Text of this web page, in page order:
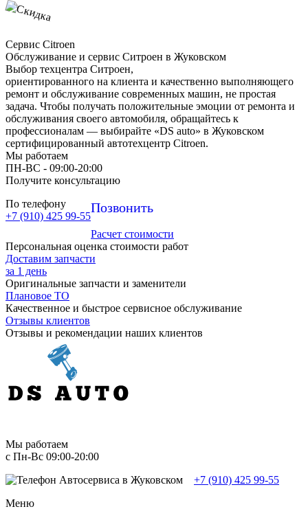
Сервис Citroen
Обслуживание и сервис Ситроен в Жуковском
Выбор техцентра Ситроен,
ориентированного на клиента и качественно выполняющего
ремонт и обслуживание современных машин, не простая
задача. Чтобы получать положительные эмоции от ремонта и
обслуживания своего автомобиля, обращайтесь к
профессионалам — выбирайте «DS auto» в Жуковском
сертифицированный автотехцентр Citroen.
Мы работаем
ПН-ВC - 09:00-20:00
Получите консультацию
По телефону
+7 (910) 425 99-55
Позвонить
Расчет стоимости
Персональная оценка стоимости работ
Доставим запчасти
за 1 день
Оригинальные запчасти и заменители
Плановое ТО
Качественное и быстрое сервисное обслуживание
Отзывы клиентов
Отзывы и рекомендации наших клиентов
Мы работаем
с Пн-Вc 09:00-20:00
+7 (910) 425 99-55
Меню